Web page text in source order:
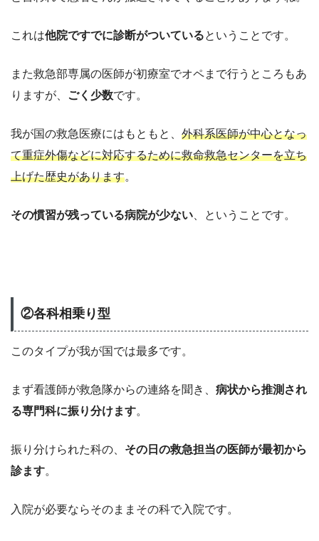
これは他院ですでに診断がついているということです。
また救急部専属の医師が初療室でオペまで行うところもあ
りますが、
ごく少数です。
我が国の救急医療にはもともと、 外科系医師が中心となっ
て重症外傷などに対応するために救命救急センターを立ち
上げた歴史があります。
その慣習が残っている病院が少ない 、ということです。
②各科相乗り型
このタイプが我が国では最多です。
まず看護師が救急隊からの連絡を聞き、 病状から推測され
る専門科に振り分けます。
振り分けられた科の、 その日の救急担当の医師が最初から
診ます。
入院が必要ならそのままその科で入院です。